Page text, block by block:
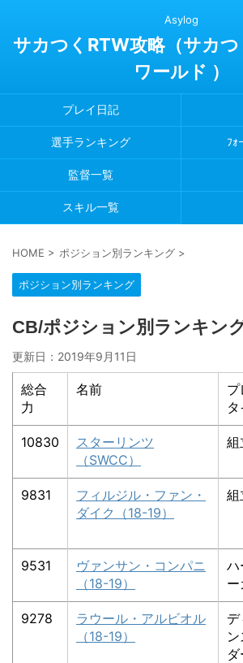
Asylog
サカつくRTW攻略（サカ
ワールド ）
プレイ日記
選手ランキング ﾌｫ
監督一覧
スキル一覧
HOME > ポジション別ランキング >
ポジション別ランキング
CB/ポジション別ランキン
更新日： 2019年9月11日
総合
力
名前
プ
10830
スターリンツ
（SWCC）
組
9831
フィルジル・ファン・
ダイク（18-19）
組
9531
ヴァンサン・コンパニ
（18-19）
ハ
ー
9278
ラウール・アルビオル
（18-19）
デ
ダ